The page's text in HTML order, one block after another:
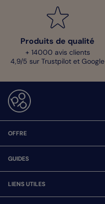
Produits de qualité
+ 14000 avis clients
4,9/5 sur Trustpilot et Google
OFFRE
GUIDES
LIENS UTILES